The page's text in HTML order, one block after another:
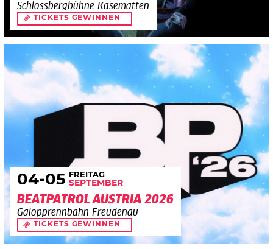
Schlossbergbühne Kasematten
TICKETS GEWINNEN
04-05 FREITAG
SEPTEMBER
BEATPATROL AUSTRIA 2026
Galopprennbahn Freudenau
TICKETS GEWINNEN